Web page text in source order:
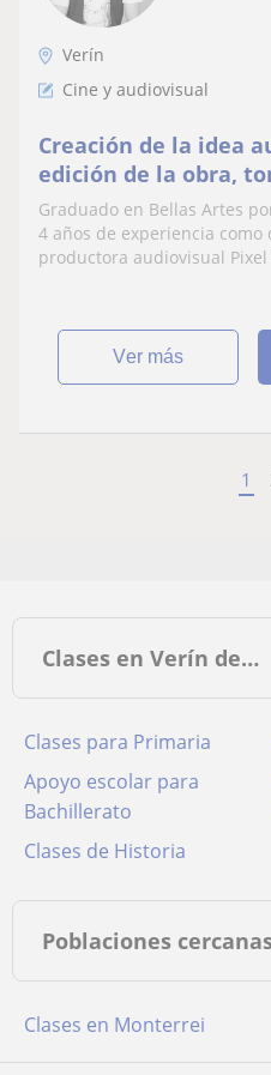
Verín
Cine y audiovisual
Creación de la idea
edición de la obra,
nivel de sonido,
Graduado en Bellas Artes
4 años de experiencia
productora audiovisual Pixel
ver más
1
Clases en Verín de…
Clases para Primaria
Apoyo escolar para
Bachillerato
Clases de Historia
Poblaciones
Clases en Monterrei